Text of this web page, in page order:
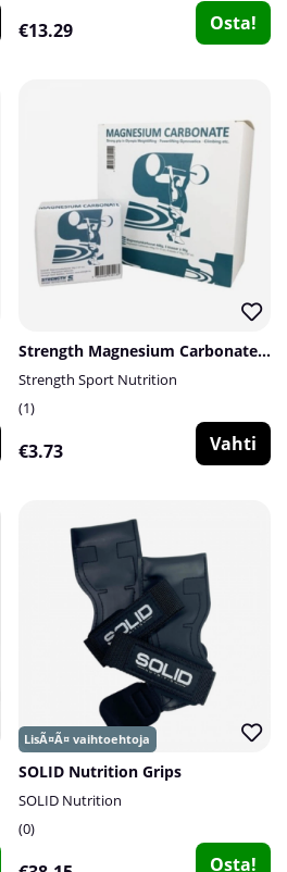
€13.29 Osta!
Strength Magnesium Carbonate, 60 g
Strength Sport Nutrition
1
€3.73 Vahti
SOLID Nutrition Grips
SOLID Nutrition
0
Osta!